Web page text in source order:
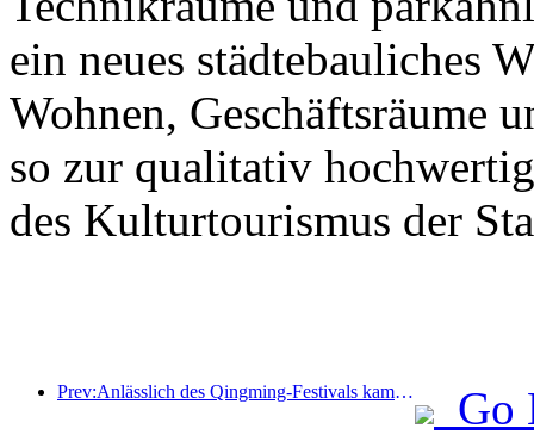
ein neues städtebauliches
Wohnen, Geschäftsräume
so zur qualitativ
des Kulturtourismus der
Prev:Anlässlich des Qingming-Festivals kam es aufgrund des verlängerten Urlaubs zu einem Anstieg der Reisetätigkeit, wobei Ausflüge und die Besichtigung der Blütenpracht in vielen Städten zu erhöhten Besucherzahlen führten.
Go